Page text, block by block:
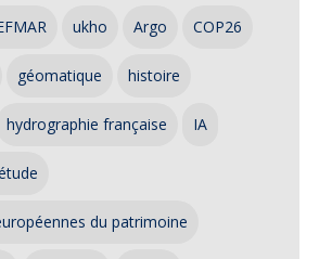
ukho Argo COP26
géomatique histoire
hydrographie française IA
du patrimoine